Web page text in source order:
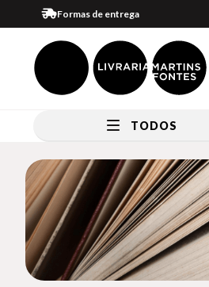
Formas de entrega
TODOS